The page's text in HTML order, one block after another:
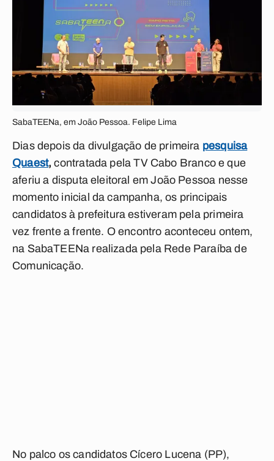
SabaTEENa, em João Pessoa. Felipe Lima
Dias depois da divulgação de primeira pesquisa
Quaest, contratada pela TV Cabo Branco e que
aferiu a disputa eleitoral em João Pessoa nesse
momento inicial da campanha, os principais
candidatos à prefeitura estiveram pela primeira
vez frente a frente. O encontro aconteceu ontem,
na SabaTEENa realizada pela Rede Paraíba de
Comunicação.
No palco os candidatos Cícero Lucena (PP),